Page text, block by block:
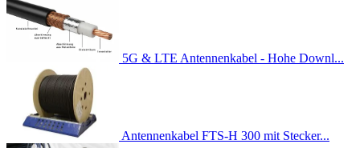
5G & LTE Antennenkabel - Hohe Downl...
Antennenkabel FTS-H 300 mit Stecker...